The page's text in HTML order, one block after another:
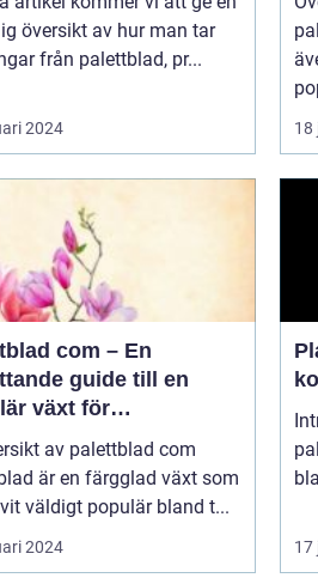
översikt av hur man tar
från palettblad, pr...
2024 18
com – En
guide till en
växt för
av palettblad com
är en färgglad växt som
väldigt populär bland t...
2024 17